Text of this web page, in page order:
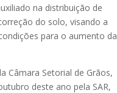
na distribuição de
do solo, visando a
para o aumento da
Câmara Setorial de Grãos,
deste ano pela SAR,